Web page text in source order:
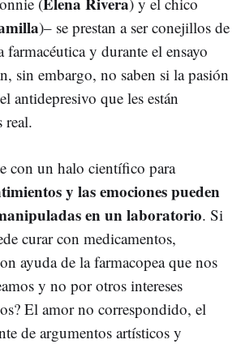
)– se prestan a ser conejillos de
y durante el ensayo
sin embargo, no saben si la pasión
antidepresivo que les están
real.
con un halo científico para
y las emociones pueden
en un laboratorio. Si
curar con medicamentos,
ayuda de la farmacopea que nos
y no por otros intereses
El amor no correspondido, el
de argumentos artísticos y